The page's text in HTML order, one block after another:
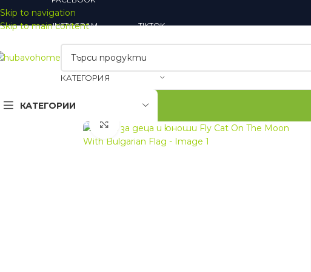
Skip to navigation
Skip to main content
INSTAGRAM TIKTOK
КАТЕГОРИЯ
КАТЕГОРИИ